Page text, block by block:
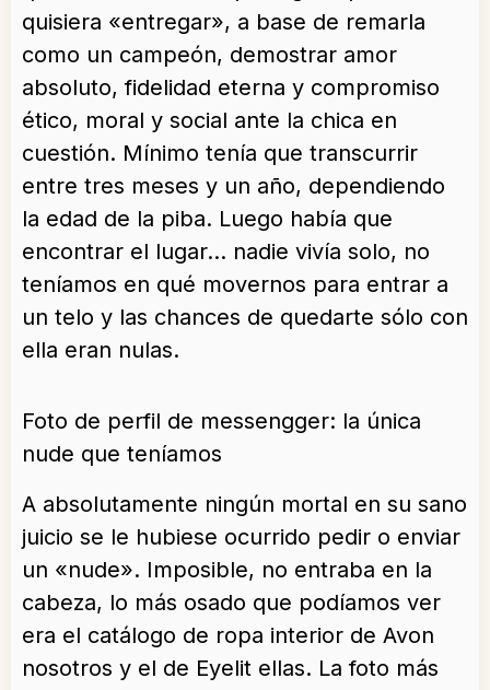
quisiera «entregar», a base de remarla
como un campeón, demostrar amor
absoluto, fidelidad eterna y compromiso
ético, moral y social ante la chica en
cuestión. Mínimo tenía que transcurrir
entre tres meses y un año, dependiendo
la edad de la piba. Luego había que
encontrar el lugar… nadie vivía solo, no
teníamos en qué movernos para entrar a
un telo y las chances de quedarte sólo con
ella eran nulas.
Foto de perfil de messengger: la única
nude que teníamos
A absolutamente ningún mortal en su sano
juicio se le hubiese ocurrido pedir o enviar
un «nude». Imposible, no entraba en la
cabeza, lo más osado que podíamos ver
era el catálogo de ropa interior de Avon
nosotros y el de Eyelit ellas. La foto más